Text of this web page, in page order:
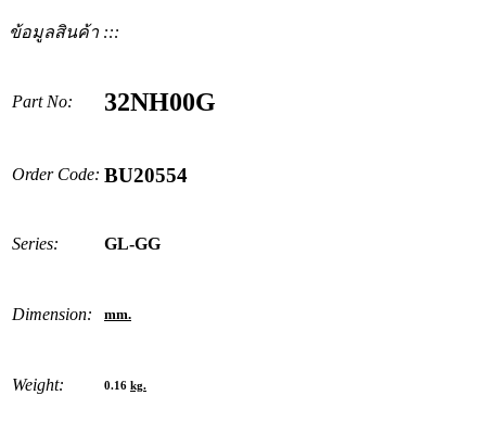
ข้อมูลสินค้า :::
Part No: 32NH00G
Order Code: BU20554
Series: GL-GG
Dimension: mm.
Weight: 0.16 kg.